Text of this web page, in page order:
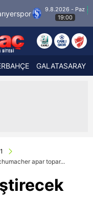
9.8.2026 - Paz
19:00
GALATASARAY
apar topar...